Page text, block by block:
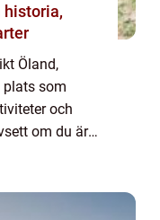
Öland,
plats som
och
om du är